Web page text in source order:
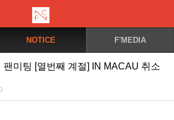
NOTICE F'MEDIA
팬미팅 [열번째 계절] IN MACAU 취소